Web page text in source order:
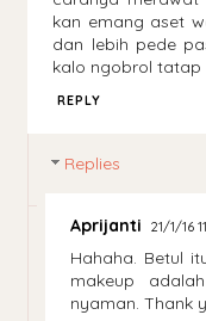
kan emang aset
dan lebih pede
kalo ngobrol tatap
REPLY
Replies
Aprijanti 21/1/16
Hahaha. Betul
makeup
nyaman. Thank